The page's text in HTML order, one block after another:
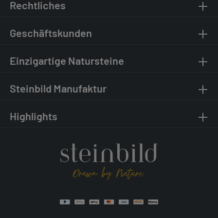
Rechtliches
Geschäftskunden
Einzigartige Natursteine
Steinbild Manufaktur
Highlights